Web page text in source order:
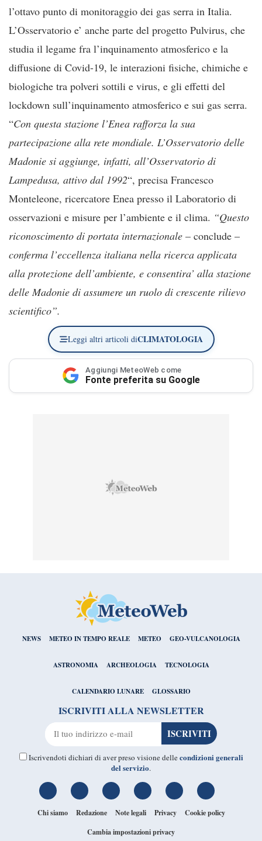
l’ottavo punto di monitoraggio dei gas serra in Italia.
L’Osservatorio e’ anche parte del progetto Pulvirus, che
studia il legame fra l’inquinamento atmosferico e la
diffusione di Covid-19, le interazioni fisiche, chimiche e
biologiche tra polveri sottili e virus, e gli effetti del
lockdown sull’inquinamento atmosferico e sui gas serra.
“Con questa stazione l’Enea rafforza la sua
partecipazione alla rete mondiale. L’Osservatorio delle
Madonie si aggiunge, infatti, all’Osservatorio di
Lampedusa, attivo dal 1992“, precisa Francesco
Monteleone, ricercatore Enea presso il Laboratorio di
osservazioni e misure per l’ambiente e il clima. “Questo
riconoscimento di portata internazionale – conclude –
conferma l’eccellenza italiana nella ricerca applicata
alla protezione dell’ambiente, e consentira’ alla stazione
delle Madonie di assumere un ruolo di crescente rilievo
scientifico”.
Leggi altri articoli diCLIMATOLOGIA
Aggiungi MeteoWeb come
Fonte preferita su Google
NEWS METEO IN TEMPO REALE METEO GEO-VULCANOLOGIA
ASTRONOMIA ARCHEOLOGIA TECNOLOGIA
CALENDARIO LUNARE GLOSSARIO
ISCRIVITI ALLA NEWSLETTER
Iscrivendoti dichiari di aver preso visione dellecondizioni generali
del servizio.
Chi siamo Redazione Note legali Privacy
Cookie policy
Cambia impostazioni privacy